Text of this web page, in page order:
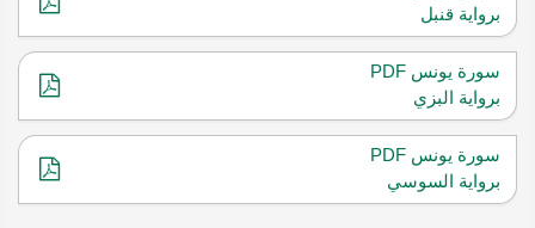
برواية قنبل
سورة يونس PDF
برواية البزي
سورة يونس PDF
برواية السوسي